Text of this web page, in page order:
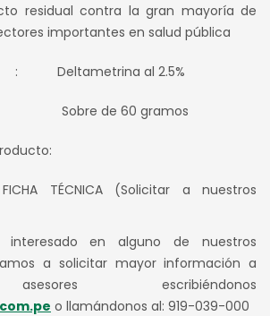
residual contra la gran mayoría de
importantes en salud pública
: Deltametrina al 2.5%
de 60 gramos
FICHA TÉCNICA (Solicitar a nuestros
en alguno de nuestros
a solicitar mayor información a
escribiéndonos
o llamándonos al: 919-039-000